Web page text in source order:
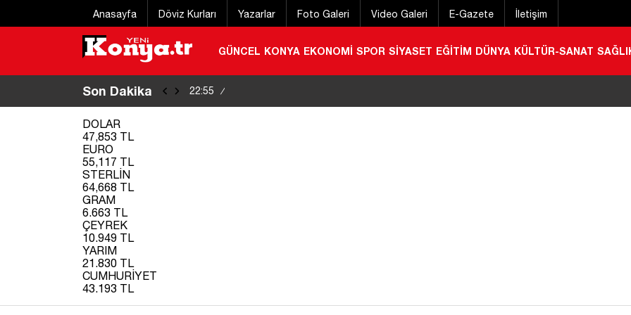
Anasayfa Döviz Kurları Yazarlar Foto Galeri Video Galeri E-Gazete İletişim
GÜNCEL KONYA EKONOMİ SPOR SİYASET EĞİTİM DÜNYA KÜLTÜR-SANAT
Son Dakika 22:55 /
DOLAR
47,853 TL
EURO
55,117 TL
STERLİN
64,668 TL
GRAM
6.663 TL
ÇEYREK
10.949 TL
YARIM
21.830 TL
CUMHURİYET
43.193 TL